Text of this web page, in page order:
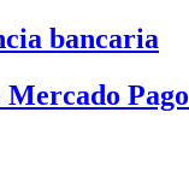
bancaria
Pago